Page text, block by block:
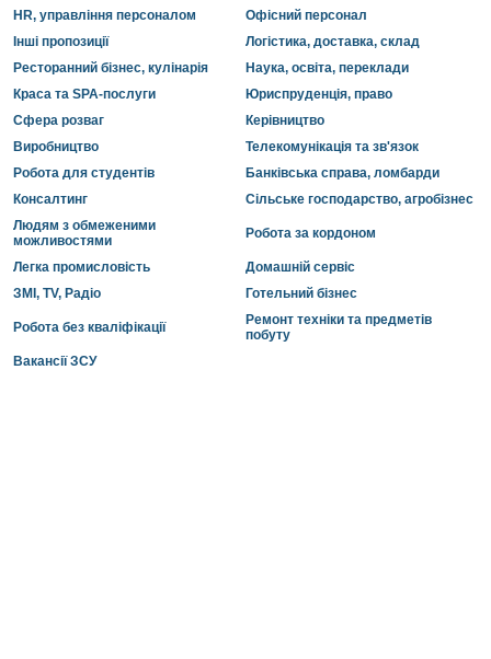
HR, управління персоналом
Офісний персонал
Інші пропозиції
Логістика, доставка, склад
Ресторанний бізнес, кулінарія
Наука, освіта, переклади
Краса та SPA-послуги
Юриспруденція, право
Сфера розваг
Керівництво
Виробництво
Телекомунікація та зв'язок
Робота для студентів
Банківська справа, ломбарди
Консалтинг
Сільське господарство, агробізнес
Людям з обмеженими
можливостями
Робота за кордоном
Легка промисловість
Домашній сервіс
ЗМІ, TV, Радіо
Готельний бізнес
Робота без кваліфікації
Ремонт техніки та предметів
побуту
Вакансії ЗСУ